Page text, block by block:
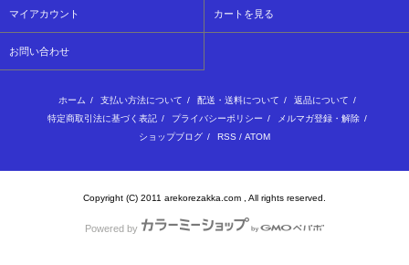
マイアカウント カートを見る
お問い合わせ
ホーム / 支払い方法について / 配送・送料について / 返品について /
特定商取引法に基づく表記 / プライバシーポリシー / メルマガ登録・解除 /
ショップブログ / RSS / ATOM
Copyright (C) 2011 arekorezakka.com , All rights reserved.
Powered by